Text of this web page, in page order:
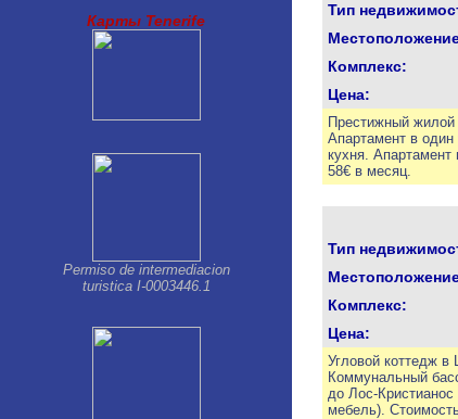
Playa Paraiso
Playa San Juan
Карты Tenerife
Permiso de intermediacion
turistica I-0003446.1
Тип
Комплекс:
Цена:
Престижный жилой
Апартамент в
кухня.
58€ в месяц.
Тип
Комплекс:
Цена:
Угловой коттедж
Коммунальный
до Лос-
мебель).